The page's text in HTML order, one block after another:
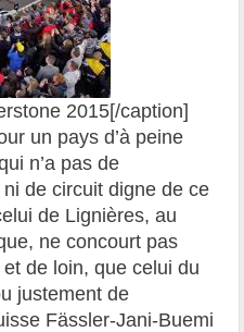
2015[/caption]
un pays d’à peine
n’a pas de
de circuit digne de ce
de Lignières, au
ne concourt pas
de loin, que celui du
justement de
Fässler-Jani-Buemi